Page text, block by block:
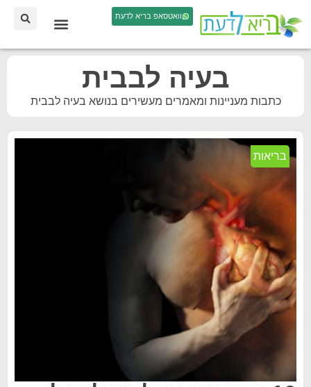
וואטסאפ בריא לדעת
בעיה לבבית
כתבות מעניינות ומאמרים מעשירים בנושא בעיה לבבית
בריאות